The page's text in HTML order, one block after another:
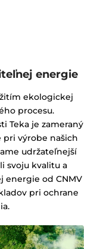
energie
ekologickej
procesu.
Teka je zameraný
výrobe našich
udržateľnejší
svoju kvalitu a
energie od CNMV
pri ochrane